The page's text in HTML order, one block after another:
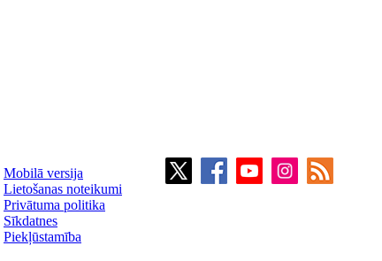
Mobilā versija
Lietošanas noteikumi
Privātuma politika
Sīkdatnes
Piekļūstamība